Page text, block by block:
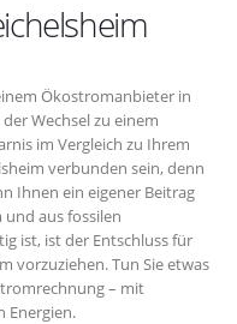
Ökostromanbieter in
Wechsel zu einem
im Vergleich zu Ihrem
verbunden sein, denn
Ihnen ein eigener Beitrag
aus fossilen
ist, ist der Entschluss für
vorzuziehen. Tun Sie etwas
– mit
Energien.